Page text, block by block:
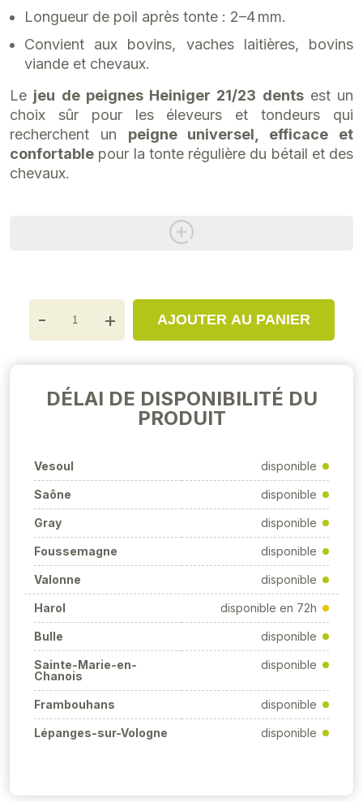
Longueur de poil après tonte : 2–4 mm.
Convient aux bovins, vaches laitières, bovins
viande et chevaux.
Le jeu de peignes Heiniger 21/23 dentsest un
choix sûr pour les éleveurs et tondeurs qui
recherchent un peigne universel, efficace et
confortable pour la tonte régulière du bétail et des
chevaux.
- + AJOUTER AU PANIER
DÉLAI DE DISPONIBILITÉ DU
PRODUIT
Vesoul disponible
Saône disponible
Gray disponible
Foussemagne disponible
Valonne disponible
Harol disponible en 72h
Bulle disponible
Sainte-Marie-en-
Chanois
disponible
Frambouhans disponible
Lépanges-sur-Vologne disponible